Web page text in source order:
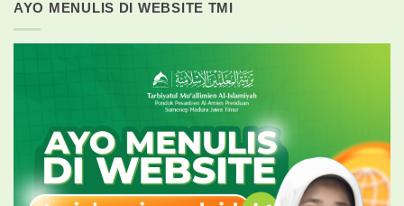
AYO MENULIS DI WEBSITE TMI